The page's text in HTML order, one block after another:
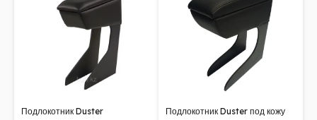
Подлокотник Duster Подлокотник Duster под кожу